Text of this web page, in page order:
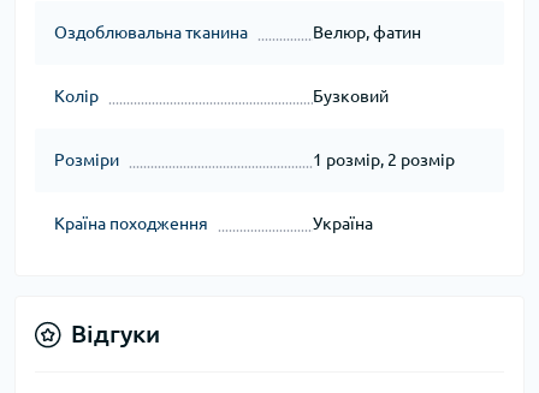
Оздоблювальна тканина Велюр, фатин
Колір Бузковий
Розміри 1 розмір, 2 розмір
Країна походження Україна
Відгуки